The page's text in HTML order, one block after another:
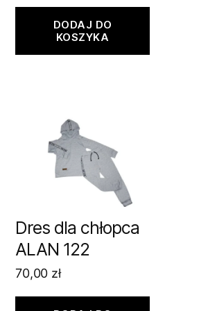
DODAJ DO
KOSZYKA
Dres dla chłopca
ALAN 122
70,00 zł